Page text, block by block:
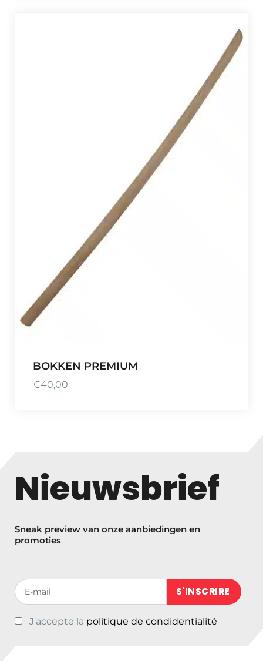
BOKKEN PREMIUM
€40,00
Nieuwsbrief
Sneak preview van onze aanbiedingen en
promoties
Votre adresse de messagerie (obligatoire)
J'accepte la politique de condidentialité